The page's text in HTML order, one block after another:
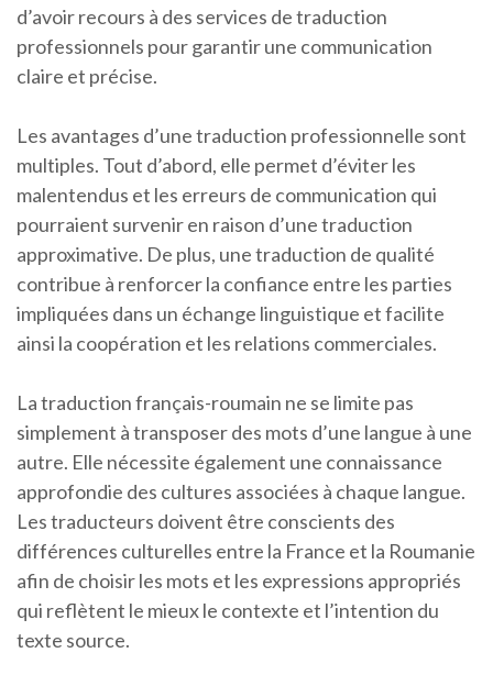
d’avoir recours à des services de traduction
professionnels pour garantir une communication
claire et précise.
Les avantages d’une traduction professionnelle sont
multiples. Tout d’abord, elle permet d’éviter les
malentendus et les erreurs de communication qui
pourraient survenir en raison d’une traduction
approximative. De plus, une traduction de qualité
contribue à renforcer la confiance entre les parties
impliquées dans un échange linguistique et facilite
ainsi la coopération et les relations commerciales.
La traduction français-roumain ne se limite pas
simplement à transposer des mots d’une langue à une
autre. Elle nécessite également une connaissance
approfondie des cultures associées à chaque langue.
Les traducteurs doivent être conscients des
différences culturelles entre la France et la Roumanie
afin de choisir les mots et les expressions appropriés
qui reflètent le mieux le contexte et l’intention du
texte source.